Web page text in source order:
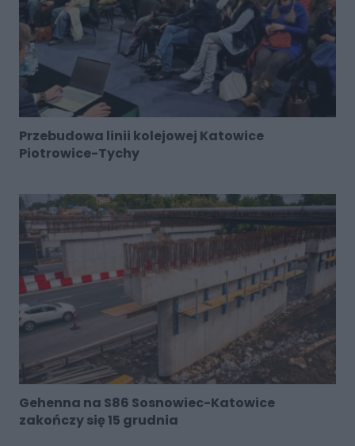
Przebudowa linii kolejowej Katowice
Piotrowice-Tychy
Gehenna na S86 Sosnowiec-Katowice
zakończy się 15 grudnia